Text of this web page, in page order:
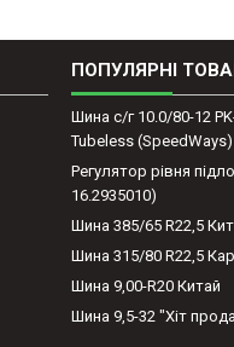
ПОПУЛЯРНІ
Шина с/г 10.0/80-12
Tubeless (SpeedWays)
Регулятор рівня
16.2935010)
Шина 385/65 R22,5
Шина 315/80 R22,5
Шина 9,00-R20 Китай
Шина 9,5-32 "Хіт